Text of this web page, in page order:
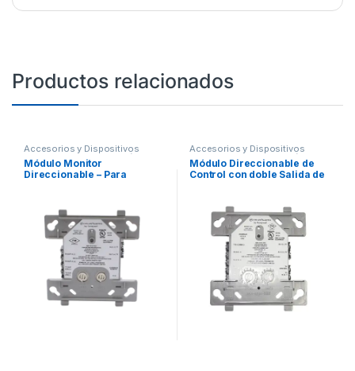
Productos relacionados
Accesorios y Dispositivos
Direccionables Detección de
Fuego
Módulo Monitor
Direccionable – Para
convencionales al SLC.
Accesorios y Dispositivos
Direccionables Detección de
Fuego
Módulo Direccionable de
Control con doble Salida de